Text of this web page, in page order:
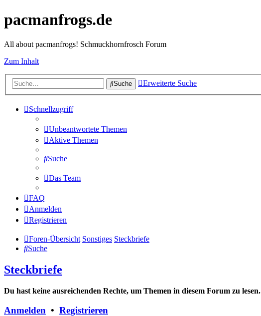
pacmanfrogs.de
All about pacmanfrogs! Schmuckhornfrosch Forum
Zum Inhalt
Suche Erweiterte Suche
Schnellzugriff
Unbeantwortete Themen
Aktive Themen
Suche
Das Team
FAQ
Anmelden
Registrieren
Foren-Übersicht Sonstiges Steckbriefe
Suche
Steckbriefe
Du hast keine ausreichenden Rechte, um Themen in diesem Forum zu lesen.
Anmelden • Registrieren